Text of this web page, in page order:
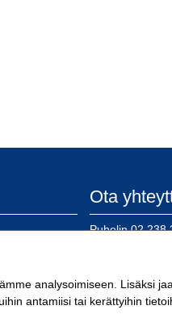
Oy
Ota
Puhelin02 238
analysoimiseen. Lisäksi
antamiisi tai kerättyihin